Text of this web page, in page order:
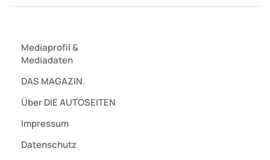
Mediaprofil&
Mediadaten
DAS MAGAZIN.
Über DIE AUTOSEITEN
Impressum
Datenschutz